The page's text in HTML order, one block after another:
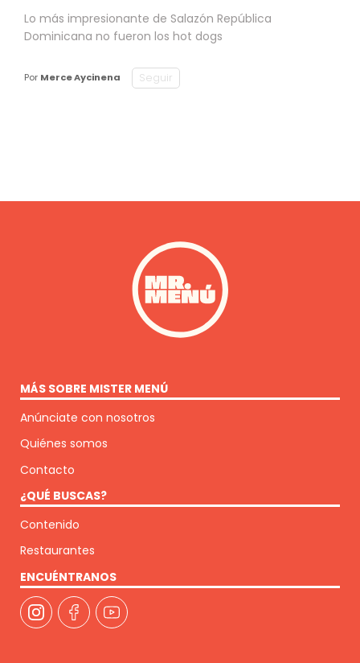
Lo más impresionante de Salazón República
Dominicana no fueron los hot dogs
Por Merce Aycinena Seguir
MÁS SOBRE MISTER MENÚ
Anúnciate con nosotros
Quiénes somos
Contacto
¿QUÉ BUSCAS?
Contenido
Restaurantes
ENCUÉNTRANOS